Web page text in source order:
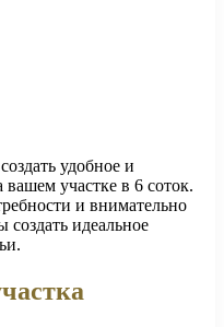
удобное и
участке в 6 соток.
и внимательно
создать идеальное